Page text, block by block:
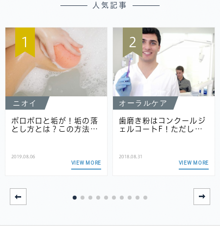
人気記事
1
ニオイ
ポロポロと垢が！垢の落
とし方とは？この方法…
2019.08.06
VIEW MORE
2
オーラルケア
歯磨き粉はコンクールジ
ェルコートF！ただし…
2018.08.31
VIEW MORE